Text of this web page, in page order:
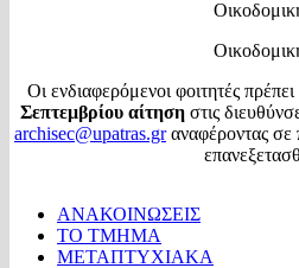
Οι ενδιαφερόμενοι φοιτητές
Σεπτεμβρίου αίτηση στις
archisec@upatras.grαναφέροντας σε
ΑΝΑΚΟΙΝΩΣΕΙΣ
ΤΟ ΤΜΗΜΑ
ΜΕΤΑΠΤΥΧΙΑΚΑ